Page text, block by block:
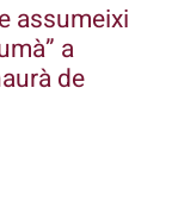
assumeixi
a
de